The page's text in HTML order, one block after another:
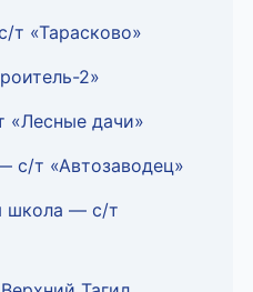
«Тарасково»
2»
дачи»
т «Автозаводец»
школа — с/т